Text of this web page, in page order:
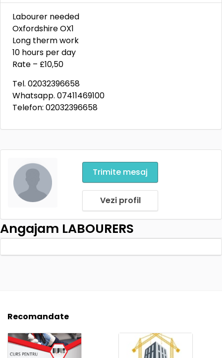
Labourer needed
Oxfordshire OX1
Long therm work
10 hours per day
Rate – £10,50
Tel. 02032396658
Whatsapp. 07411469100
Telefon: 02032396658
Trimite mesaj
Vezi profil
Angajam LABOURERS
Recomandate